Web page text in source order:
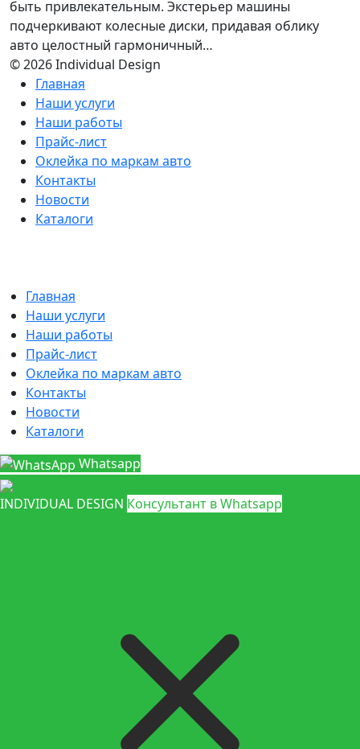
быть привлекательным. Экстерьер машины
подчеркивают колесные диски, придавая облику
авто целостный гармоничный…
© 2026 Individual Design
Главная
Наши услуги
Наши работы
Прайс-лист
Оклейка по маркам авто
Контакты
Новости
Каталоги
Главная
Наши услуги
Наши работы
Прайс-лист
Оклейка по маркам авто
Контакты
Новости
Каталоги
Whatsapp
INDIVIDUAL DESIGN Консультант в Whatsapp